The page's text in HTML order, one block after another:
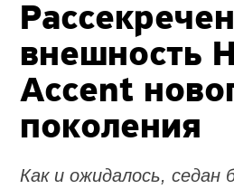
внешность
Accent
поколения
Как и ожидалось, седан